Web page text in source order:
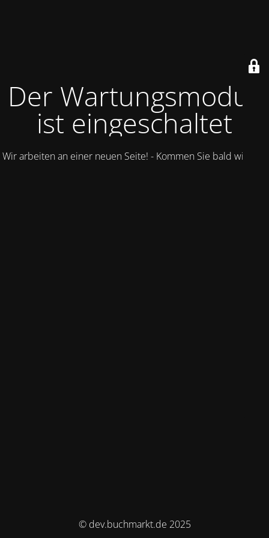
Der Wartungsmodus
ist eingeschaltet
Wir arbeiten an einer neuen Seite! - Kommen Sie bald wieder.
© dev.buchmarkt.de 2025